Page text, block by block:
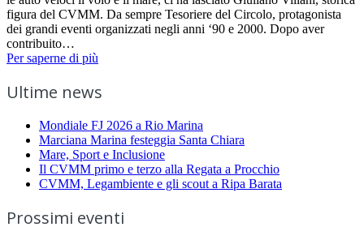
figura del CVMM. Da sempre Tesoriere del Circolo, protagonista
dei grandi eventi organizzati negli anni ‘90 e 2000. Dopo aver
contribuito…
Per saperne di più
Ultime news
Mondiale FJ 2026 a Rio Marina
Marciana Marina festeggia Santa Chiara
Mare, Sport e Inclusione
Il CVMM primo e terzo alla Regata a Procchio
CVMM, Legambiente e gli scout a Ripa Barata
Prossimi eventi